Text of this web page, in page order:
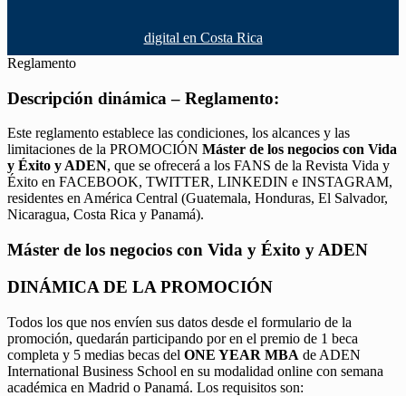
digital en Costa Rica
Reglamento
Descripción dinámica – Reglamento:
Este reglamento establece las condiciones, los alcances y las
limitaciones de la PROMOCIÓN Máster de los negocios con Vida
y Éxito y ADEN, que se ofrecerá a los FANS de la Revista Vida y
Éxito en FACEBOOK, TWITTER, LINKEDIN e INSTAGRAM,
residentes en América Central (Guatemala, Honduras, El Salvador,
Nicaragua, Costa Rica y Panamá).
Máster de los negocios con Vida y Éxito y ADEN
DINÁMICA DE LA PROMOCIÓN
Todos los que nos envíen sus datos desde el formulario de la
promoción, quedarán participando por en el premio de 1 beca
completa y 5 medias becas del ONE YEAR MBA de ADEN
International Business School en su modalidad online con semana
académica en Madrid o Panamá. Los requisitos son: